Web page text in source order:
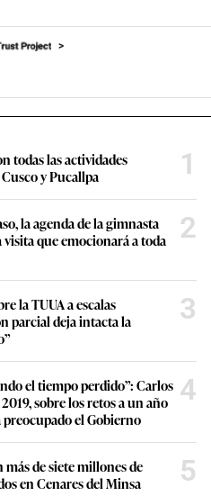
todas las actividades
y Pucallpa
1
la agenda de la gimnasta
que emocionará a toda
2
la TUUA a escalas
parcial deja intacta la
3
el tiempo perdido”: Carlos
sobre los retos a un año
preocupado el Gobierno
4
de siete millones de
en Cenares del Minsa
5